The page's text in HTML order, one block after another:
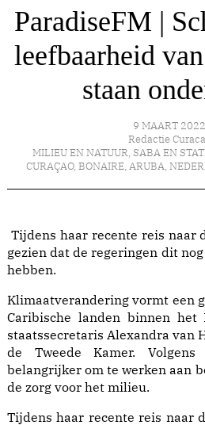
ParadiseFM |
leefbaarheid
staan
9 MAART 2022
Redactie
MILIEU EN NATUUR, SABA EN
CURAÇAO, BONAIRE, ARUBA,
Tijdens haar recente reis naar
gezien dat de regeringen dit
hebben.
Klimaatverandering vormt een
Caribische landen binnen
staatssecretaris Alexandra van
de Tweede Kamer.
belangrijker om te werken aan
de zorg voor het milieu.
Tijdens haar recente reis naar